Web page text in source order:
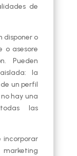
de
disponer o
o asesore
Pueden
la
un perfil
hay una
las
incorporar
marketing